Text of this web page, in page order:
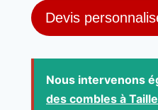
Devis
Nous intervenons
des combles à